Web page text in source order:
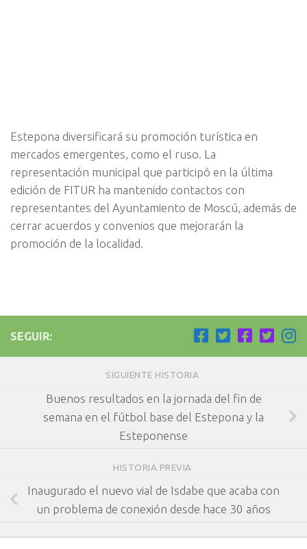
Estepona diversificará su promoción turística en
mercados emergentes, como el ruso. La
representación municipal que participó en la última
edición de FITUR ha mantenido contactos con
representantes del Ayuntamiento de Moscú, además de
cerrar acuerdos y convenios que mejorarán la
promoción de la localidad.
SEGUIR:
SIGUIENTE HISTORIA
Buenos resultados en la jornada del fin de
semana en el fútbol base del Estepona y la
Esteponense
HISTORIA PREVIA
Inaugurado el nuevo vial de Isdabe que acaba con
un problema de conexión desde hace 30 años